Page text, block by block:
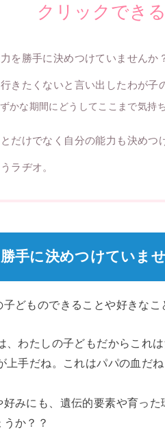
クリックでき
を勝手に決めつけていませんか
きたくないと言い出したわが子
かな期間にどうしてここまで気持
だけでなく自分の能力も決めつ
ラヂオ。
手に決めつけていま
どものできることや好きなこ
、わたしの子どもだからこれは
上手だね。これはパパの血だね
みにも、遺伝的要素や育っ
か？？